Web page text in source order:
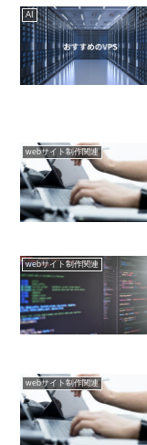
AI
webサイト制作関連
webサイト制作関連
webサイト制作関連